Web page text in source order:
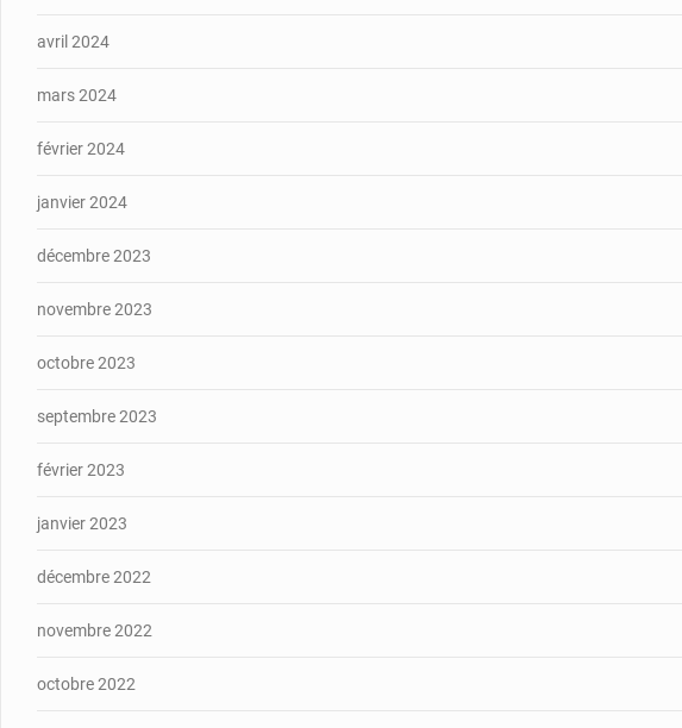
avril 2024
mars 2024
février 2024
janvier 2024
décembre 2023
novembre 2023
octobre 2023
septembre 2023
février 2023
janvier 2023
décembre 2022
novembre 2022
octobre 2022